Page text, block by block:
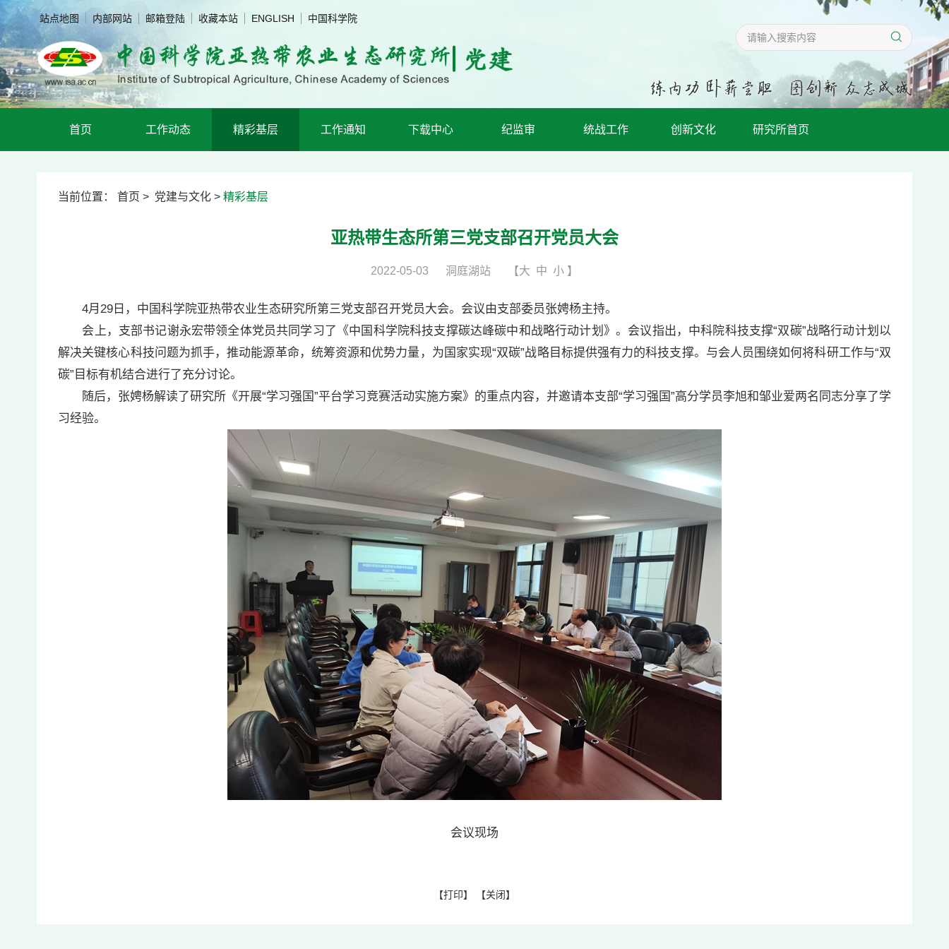
站点地图 内部网站 邮箱登陆 收藏本站 ENGLISH 中国科学院
首页 工作动态 精彩基层 工作通知 下载中心 纪监审 统战工作 创新文化 研究所首页
当前位置： 首页 > 党建与文化 > 精彩基层
亚热带生态所第三党支部召开党员大会
2022-05-03 洞庭湖站 【大 中 小 】
4月29日，中国科学院亚热带农业生态研究所第三党支部召开党员大会。会议由支部委员张娉杨主持。
会上，支部书记谢永宏带领全体党员共同学习了《中国科学院科技支撑碳达峰碳中和战略行动计划》。会议指出，中科院科技支撑“双碳”战略行动计划以
解决关键核心科技问题为抓手，推动能源革命，统筹资源和优势力量，为国家实现“双碳”战略目标提供强有力的科技支撑。与会人员围绕如何将科研工作与“双
碳”目标有机结合进行了充分讨论。
随后，张娉杨解读了研究所《开展“学习强国”平台学习竞赛活动实施方案》的重点内容，并邀请本支部“学习强国”高分学员李旭和邹业爱两名同志分享了学
习经验。
会议现场
【打印】 【关闭】